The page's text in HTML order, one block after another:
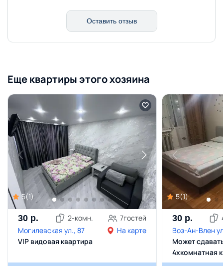
Оставить отзыв
Еще квартиры этого хозяина
5(1)
30 р. 2-комн. 7гостей
Могилевская ул., 87
На карте
VIP видовая квартира
5(1)
30 р.
Воз-Ан-Влен
Может
4хкомнатная